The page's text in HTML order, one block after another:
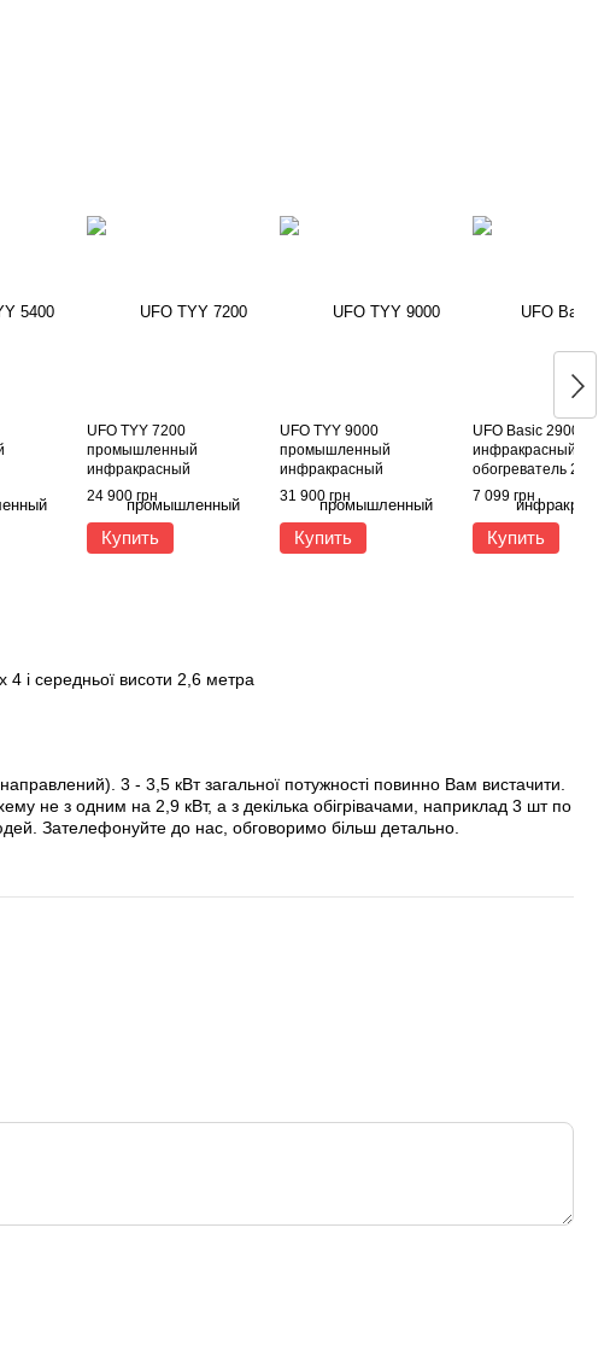
кВт
UFO TYY 7200
промышленный
инфракрасный
обогреватель 7,2 кВт
24 900 грн
Купить
UFO TYY 9000
промышленный
инфракрасный
обогреватель 9,0 кВт
31 900 грн
Купить
UFO Basic 2900
инфракрасный
обогреватель 2,9
7 099 грн
Купить
4 і середньої висоти 2,6 метра
3 - 3,5 кВт загальної потужності повинно Вам вистачити.
не з одним на 2,9 кВт, а з декілька обігрівачами, наприклад 3 шт по
Зателефонуйте до нас, обговоримо більш детально.